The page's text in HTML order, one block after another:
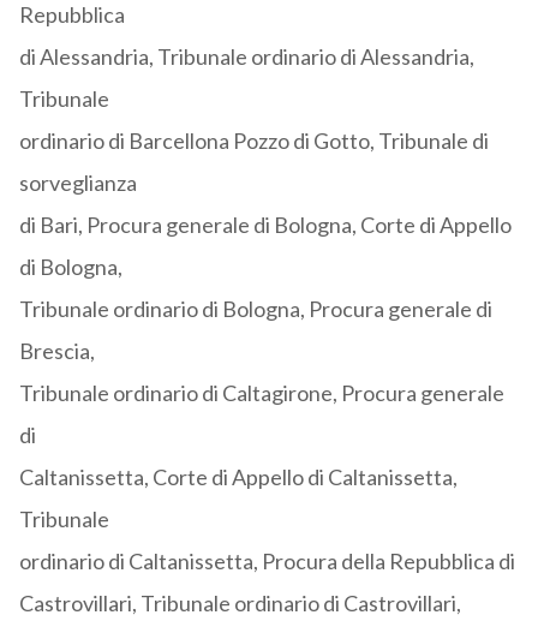
Repubblica
di Alessandria, Tribunale ordinario di Alessandria,
Tribunale
ordinario di Barcellona Pozzo di Gotto, Tribunale di
sorveglianza
di Bari, Procura generale di Bologna, Corte di Appello
di Bologna,
Tribunale ordinario di Bologna, Procura generale di
Brescia,
Tribunale ordinario di Caltagirone, Procura generale
di
Caltanissetta, Corte di Appello di Caltanissetta,
Tribunale
ordinario di Caltanissetta, Procura della Repubblica di
Castrovillari, Tribunale ordinario di Castrovillari,